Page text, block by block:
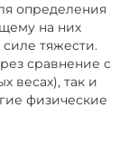
определения
на них
тяжести.
сравнение с
весах), так и
физические